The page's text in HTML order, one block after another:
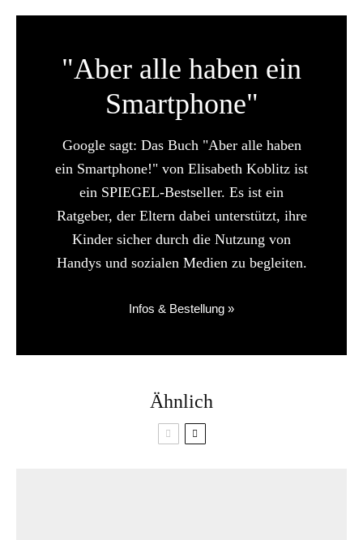
"Aber alle haben ein
Smartphone"
Google sagt: Das Buch "Aber alle haben
ein Smartphone!" von Elisabeth Koblitz ist
ein SPIEGEL-Bestseller. Es ist ein
Ratgeber, der Eltern dabei unterstützt, ihre
Kinder sicher durch die Nutzung von
Handys und sozialen Medien zu begleiten.
Infos & Bestellung »
Ähnlich